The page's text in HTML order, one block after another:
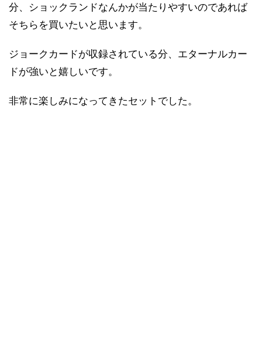
分、ショックランドなんかが当たりやすいのであれば
そちらを買いたいと思います。
ジョークカードが収録されている分、エターナルカー
ドが強いと嬉しいです。
非常に楽しみになってきたセットでした。